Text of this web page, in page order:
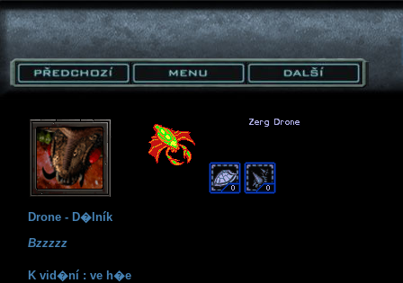
Drone - D�lník
Bzzzzz
K vid�ní : ve h�e